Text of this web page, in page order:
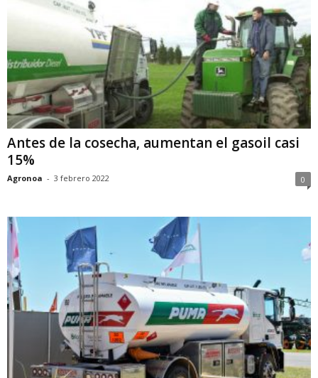
Antes de la cosecha, aumentan el gasoil casi
15%
Agronoa - 3 febrero 2022 0